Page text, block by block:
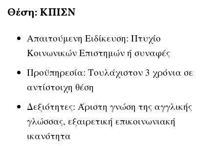
Θέση: ΚΠΙΣΝ
Απαιτούμενη Ειδίκευση: Πτυχίο
Κοινωνικών Επιστημών ή συναφές
Προϋπηρεσία: Τουλάχιστον 3 χρόνια σε
αντίστοιχη θέση
Δεξιότητες: Άριστη γνώση της αγγλικής
γλώσσας, εξαιρετική επικοινωνιακή
ικανότητα